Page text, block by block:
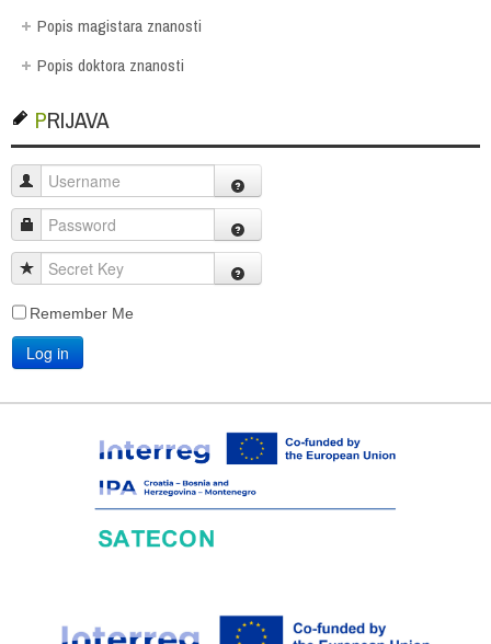
Popis magistara znanosti
Popis doktora znanosti
PRIJAVA
Username
Password
Secret Key
Remember Me
Log in